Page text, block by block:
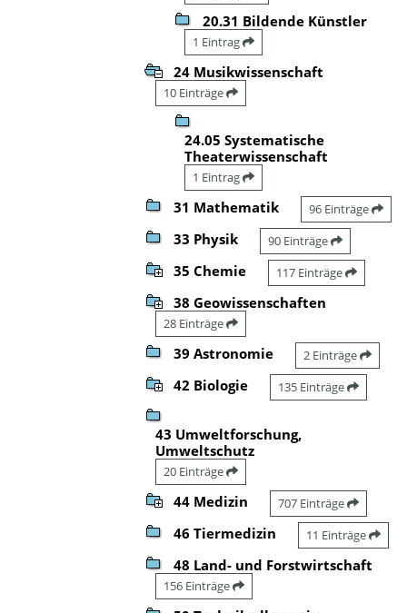
20.31 Bildende Künstler
1 Eintrag
24 Musikwissenschaft
10 Einträge
24.05 Systematische
Theaterwissenschaft
1 Eintrag
31 Mathematik 96 Einträge
33 Physik 90 Einträge
35 Chemie 117 Einträge
38 Geowissenschaften
28 Einträge
39 Astronomie 2 Einträge
42 Biologie 135 Einträge
43 Umweltforschung,
Umweltschutz
20 Einträge
44 Medizin 707 Einträge
46 Tiermedizin 11 Einträge
48 Land- und Forstwirtschaft
156 Einträge